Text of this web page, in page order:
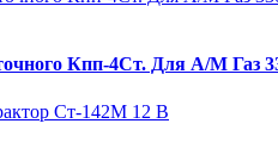
Кпп-4Ст. Для А/М Газ